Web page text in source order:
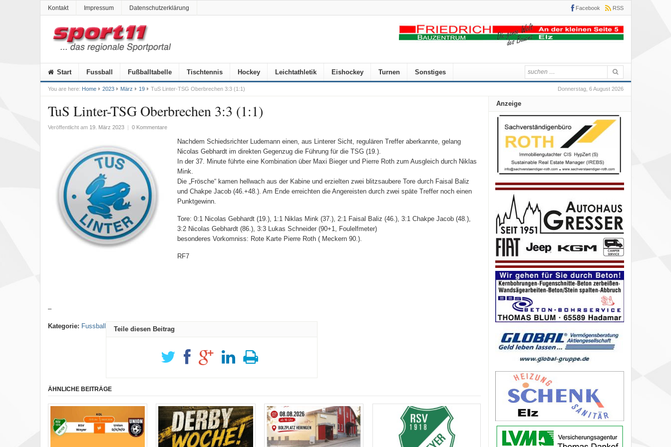
Kontakt Impressum Datenschutzerklärung Facebook RSS
Start Fussball Fußballtabelle Tischtennis Hockey Leichtathletik Eishockey Turnen Sonstiges
Donnerstag, 6 August 2026
You are here: Home 2023 März 19 TuS Linter-TSG Oberbrechen 3:3 (1:1)
TuS Linter-TSG Oberbrechen 3:3 (1:1)
Veröffentlicht am 19. März 2023 | 0 Kommentare
Nachdem Schiedsrichter Ludemann einen, aus Linterer Sicht, regulären Treffer aberkannte, gelang
Nicolas Gebhardt im direkten Gegenzug die Führung für die TSG (19.).
In der 37. Minute führte eine Kombination über Maxi Bieger und Pierre Roth zum Ausgleich durch Niklas
Mink.
Die „Frösche“ kamen hellwach aus der Kabine und erzielten zwei blitzsaubere Tore durch Faisal Baliz
und Chakpe Jacob (46.+48.). Am Ende erreichten die Angereisten durch zwei späte Treffer noch einen
Punktgewinn.
Tore: 0:1 Nicolas Gebhardt (19.), 1:1 Niklas Mink (37.), 2:1 Faisal Baliz (46.), 3:1 Chakpe Jacob (48.),
3:2 Nicolas Gebhardt (86.), 3:3 Lukas Schneider (90+1, Foulelfmeter)
besonderes Vorkomniss: Rote Karte Pierre Roth ( Meckern 90.).
RF7
–
Kategorie: Fussball Teile diesen Beitrag
ÄHNLICHE BEITRÄGE
Anzeige